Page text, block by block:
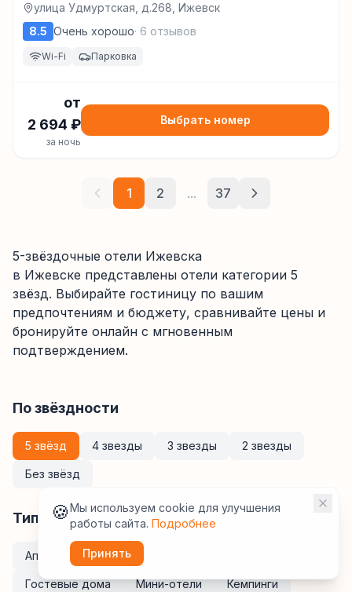
улица Удмуртская, д.268, Ижевск
8.5 Очень хорошо· 6 отзывов
Wi-Fi Парковка
от
2 694 ₽
за ночь
Выбрать номер
1 2 ... 37
5-звёздочные отели Ижевска
в Ижевске представлены отели категории 5
звёзд. Выбирайте гостиницу по вашим
предпочтениям и бюджету, сравнивайте цены и
бронируйте онлайн с мгновенным
подтверждением.
По звёздности
5 звёзд 4 звезды 3 звезды 2 звезды
Без звёзд
Тип размещения
Апартаменты Курортные отели
Гостевые дома Мини-отели Кемпинги
🍪Мы используем cookie для улучшения
работы сайта. Подробнее
Принять